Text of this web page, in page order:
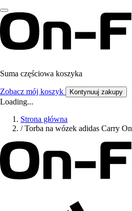
Suma częściowa koszyka
Zobacz mój koszyk Kontynuuj zakupy
Loading...
Strona główna
/ Torba na wózek adidas Carry On